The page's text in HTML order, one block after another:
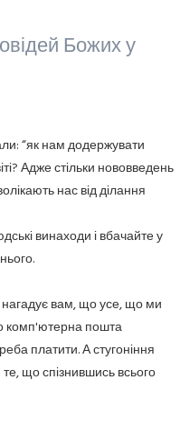
Божих у
“як нам додержувати
Адже стільки нововведень
нас від ділання
винаходи і вбачайте у
нагадує вам, що усе, що ми
комп'ютерна пошта
платити. А стугоніння
що спізнившись всього